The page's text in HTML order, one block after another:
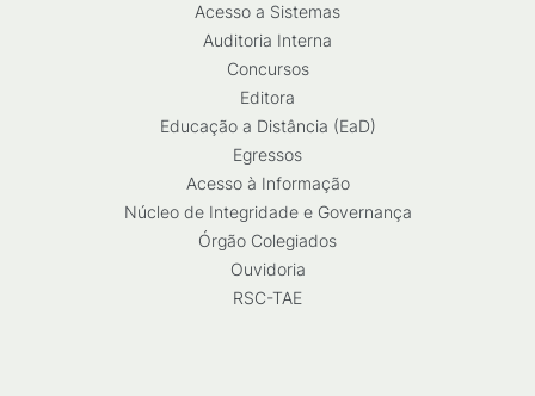
Acesso a Sistemas
Auditoria Interna
Concursos
Editora
Educação a Distância (EaD)
Egressos
Acesso à Informação
Núcleo de Integridade e Governança
Órgão Colegiados
Ouvidoria
RSC-TAE